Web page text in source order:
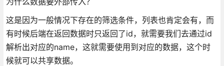
这是因为一般情况下存在的筛选条件，列表也肯定会有，而
有时候后端在返回数据时只返回了id，就需要我们去通过id
解析出对应的name，这就需要使用到对应的数据，这个时
候就可以共享数据。